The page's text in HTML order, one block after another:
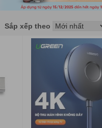
Sắp xếp theo